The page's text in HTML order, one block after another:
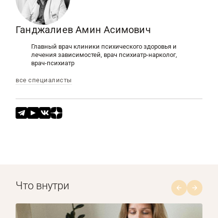
дней. Препарат блокирует метаболизм других
антидепрессантов, что может привести к
усилению их действия и увеличению числа
Ганджалиев Амин Асимович
Главный врач клиники психического здоровья и
лечения зависимостей, врач психиатр-нарколог,
врач-психиатр
все специалисты
Что внутри